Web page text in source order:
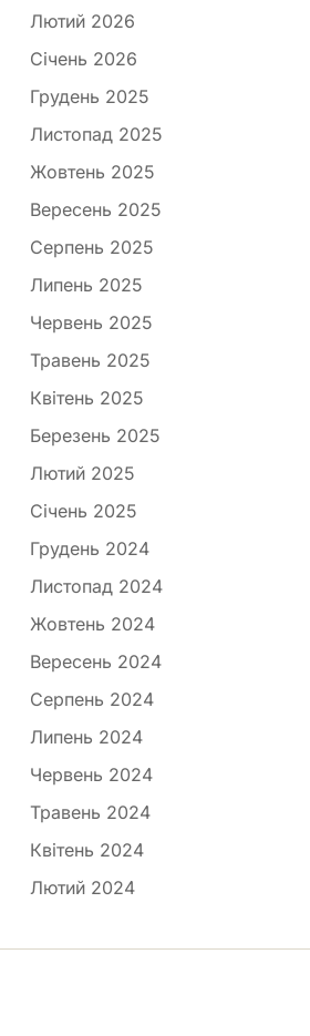
Лютий 2026
Січень 2026
Грудень 2025
Листопад 2025
Жовтень 2025
Вересень 2025
Серпень 2025
Липень 2025
Червень 2025
Травень 2025
Квітень 2025
Березень 2025
Лютий 2025
Січень 2025
Грудень 2024
Листопад 2024
Жовтень 2024
Вересень 2024
Серпень 2024
Липень 2024
Червень 2024
Травень 2024
Квітень 2024
Лютий 2024